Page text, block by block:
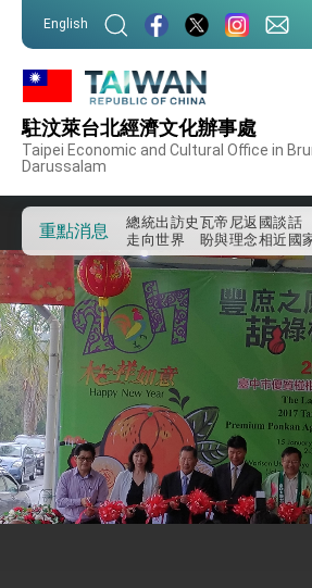
English
駐汶萊台北經濟文化辦事處
Taipei Economic and Cultural Office in
Darussalam
重點消息
我國政府將在美國亞利桑納
事處」，進一步深化台美交
第一屆亞太在宅醫療大會開
經驗為亞太醫療照護發展開
及「台灣智慧醫療與健康產
世界展現台灣守護全球健康
總統出訪史瓦帝尼返國談
走向世界 盼與理念相近國
堅定走向世界 賴總統抵達史
訪問
總統與五院院長新春茶敘
國家邁出合作第一步
總統農曆春節談話
台美貿易協議完成簽署達成6
性突破 總統強調將以3大面
升級 籲請立院全力支持並
臺美簽署「對等貿易協定」
疊加 我輸美2072項產品豁免
總統接受「法新社」（AFP
外交部長林佳龍於《外交事